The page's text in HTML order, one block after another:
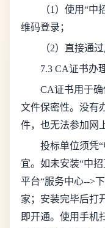
（1）使用“
维码登录；
（2）直接通
7.3 CA证书办
CA证书用于
文件保密性。没有
件，也无法参加网
投标单位须凭
宜。如未安装“中
平台“服务中心-->
家；安装完毕后打
即开通。使用手机